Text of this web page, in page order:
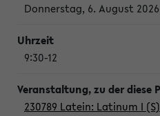
Donnerstag, 6. August 2026
9:30-12
230789 Latein: Latinum I (S)